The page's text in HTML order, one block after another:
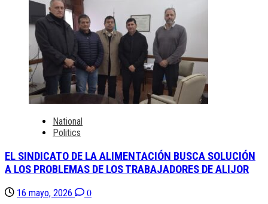
National
Politics
EL SINDICATO DE LA ALIMENTACIÓN BUSCA SOLUCIÓN
A LOS PROBLEMAS DE LOS TRABAJADORES DE ALIJOR
16 mayo, 2026 0